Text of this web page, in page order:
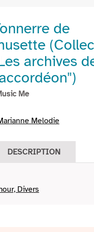
de
archives
Me
Melodie
DESCRIPTION
Divers